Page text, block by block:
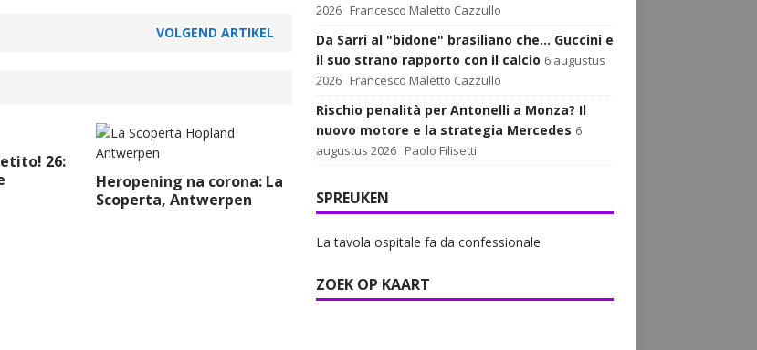
VOLGEND ARTIKEL
26:
Heropening na corona: La
Scoperta, Antwerpen
2026 Francesco Maletto Cazzullo
Da Sarri al "bidone" brasiliano che... Guccini e
il suo strano rapporto con il calcio 6 augustus
2026 Francesco Maletto Cazzullo
Rischio penalità per Antonelli a Monza? Il
nuovo motore e la strategia Mercedes 6
augustus 2026 Paolo Filisetti
SPREUKEN
La tavola ospitale fa da confessionale
ZOEK OP KAART